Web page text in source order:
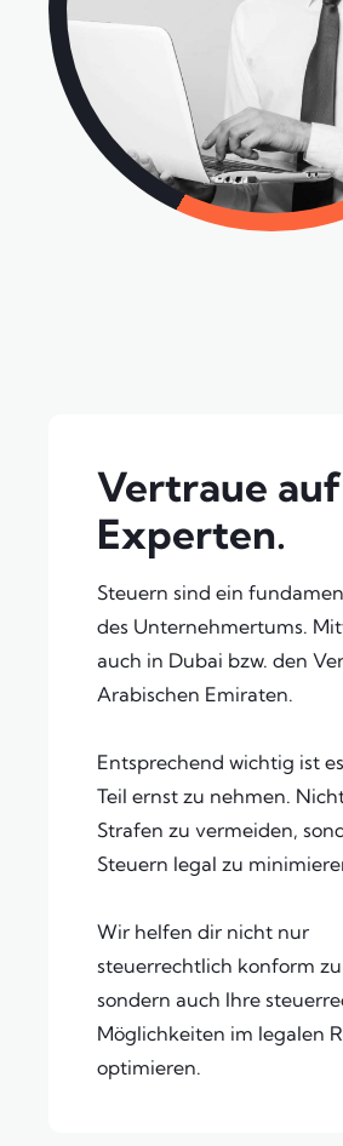
Vertraue auf
Experten.
Steuern sind ein
des Unternehmertums.
auch in Dubai bzw. den
Arabischen Emiraten.
Entsprechend wichtig ist
Teil ernst zu nehmen.
Strafen zu vermeiden,
Steuern legal zu
Wir helfen dir nicht nur
steuerrechtlich konform
sondern auch Ihre
Möglichkeiten im legalen
optimieren.